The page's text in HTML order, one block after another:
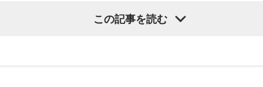
分かれていて。知事選や市長選があると保守分裂になってし
この出来事をきっかけに、「笑いは武器になる」と実感。
（左から）パーソナリティの小山薫堂、ゴリさん、宇賀なつ
この記事を読む